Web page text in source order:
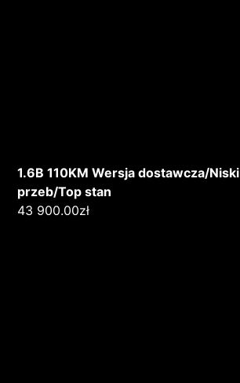
1.6B 110KM Wersja dostawcza/Niski
przeb/Top stan
43 900.00zł